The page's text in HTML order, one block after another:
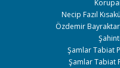
Necip Fazıl
Özdemir
Şamlar Tabiat
Şamlar Tabiat